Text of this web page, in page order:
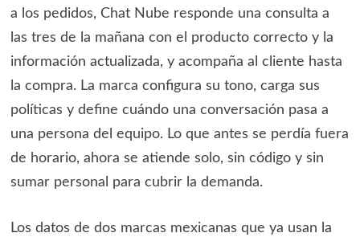
a los pedidos, Chat Nube responde una consulta a
las tres de la mañana con el producto correcto y la
información actualizada, y acompaña al cliente hasta
la compra. La marca configura su tono, carga sus
políticas y define cuándo una conversación pasa a
una persona del equipo. Lo que antes se perdía fuera
de horario, ahora se atiende solo, sin código y sin
sumar personal para cubrir la demanda.
Los datos de dos marcas mexicanas que ya usan la